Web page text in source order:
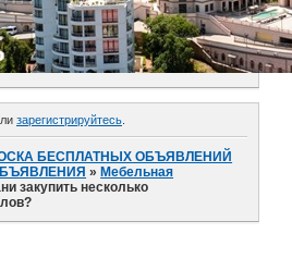
зарегистрируйтесь
БЕСПЛАТНЫХ ОБЪЯВЛЕНИЙ
»Мебельная
закупить несколько